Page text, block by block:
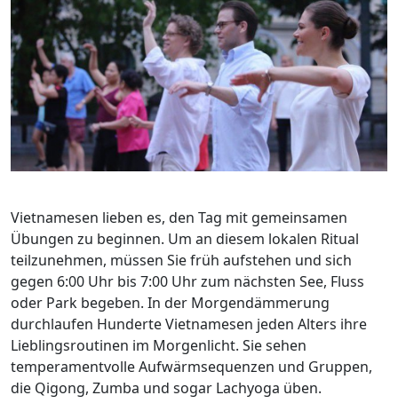
Vietnamesen lieben es, den Tag mit gemeinsamen
Übungen zu beginnen. Um an diesem lokalen Ritual
teilzunehmen, müssen Sie früh aufstehen und sich
gegen 6:00 Uhr bis 7:00 Uhr zum nächsten See, Fluss
oder Park begeben. In der Morgendämmerung
durchlaufen Hunderte Vietnamesen jeden Alters ihre
Lieblingsroutinen im Morgenlicht. Sie sehen
temperamentvolle Aufwärmsequenzen und Gruppen,
die Qigong, Zumba und sogar Lachyoga üben.